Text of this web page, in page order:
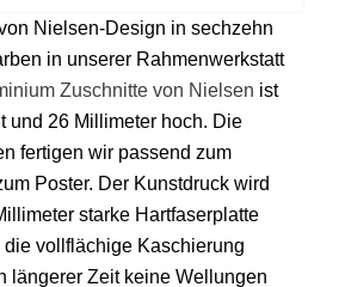
Nielsen-Design in sechzehn
in unserer Rahmenwerkstatt
Zuschnitte von Nielsen ist
und 26 Millimeter hoch. Die
fertigen wir passend zum
Poster. Der Kunstdruck wird
starke Hartfaserplatte
vollflächige Kaschierung
längerer Zeit keine Wellungen